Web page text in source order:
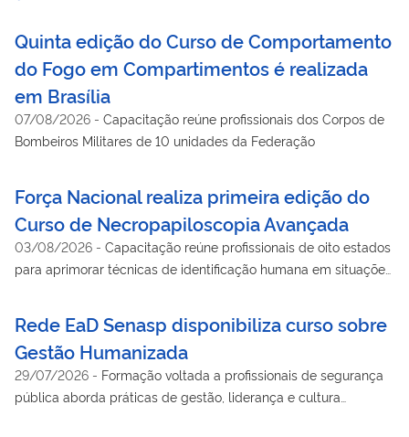
Quinta edição do Curso de Comportamento
do Fogo em Compartimentos é realizada
em Brasília
07/08/2026 - Capacitação reúne profissionais dos Corpos de
Bombeiros Militares de 10 unidades da Federação
Força Nacional realiza primeira edição do
Curso de Necropapiloscopia Avançada
03/08/2026 - Capacitação reúne profissionais de oito estados
para aprimorar técnicas de identificação humana em situações
Rede EaD Senasp disponibiliza curso sobre
Gestão Humanizada
29/07/2026 - Formação voltada a profissionais de segurança
pública aborda práticas de gestão, liderança e cultura